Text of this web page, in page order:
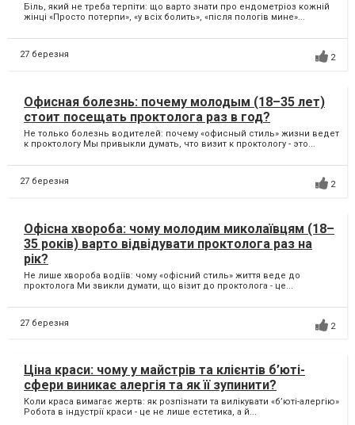
Біль, який не треба терпіти: що варто знати про ендометріоз кожній
жінці «Просто потерпи», «у всіх болить», «після пологів мине»...
27 березня 2
Офисная болезнь: почему молодым (18–35 лет)
стоит посещать проктолога раз в год?
Не только болезнь водителей: почему «офисный стиль» жизни ведет
к проктологу Мы привыкли думать, что визит к проктологу - это...
27 березня 2
Офісна хвороба: чому молодим миколаївцям (18–
35 років) варто відвідувати проктолога раз на
рік?
Не лише хвороба водіїв: чому «офісний стиль» життя веде до
проктолога Ми звикли думати, що візит до проктолога - це...
27 березня 2
Ціна краси: чому у майстрів та клієнтів б’юті-
сфери виникає алергія та як її зупинити?
Коли краса вимагає жертв: як розпізнати та вилікувати «б’юті-алергію»
Робота в індустрії краси - це не лише естетика, а й...